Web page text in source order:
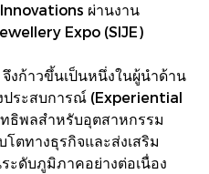
ผ่านงาน
Expo (SIJE)
งก้าวขึ้นเป็นหนึ่งในผู้นำด้าน
ประสบการณ์ (Experiential
ธิพลสำหรับอุตสาหกรรม
ตทางธุรกิจและส่งเสริม
ะดับภูมิภาคอย่างต่อเนื่อง